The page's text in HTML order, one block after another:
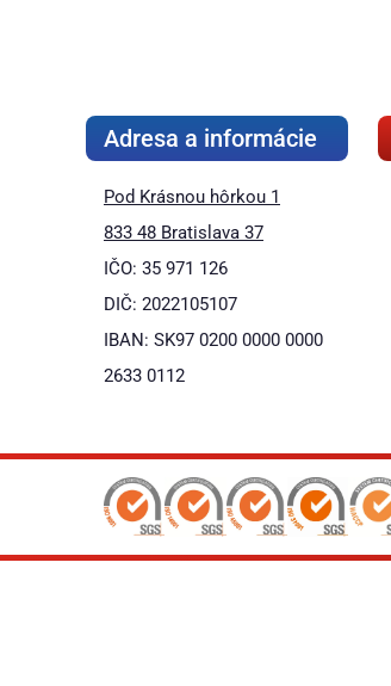
Adresa a informácie
Pod Krásnou hôrkou 1
833 48 Bratislava 37
IČO: 35 971 126
DIČ: 2022105107
IBAN: SK97 0200 0000 0000
2633 0112